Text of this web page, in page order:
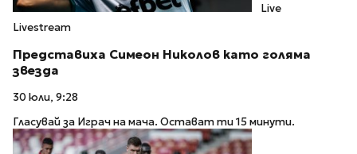
Live
Livestream
Представиха Симеон Николов като голяма
звезда
30 юли, 9:28
Гласувай за Играч на мача. Остават ти 15 минути.